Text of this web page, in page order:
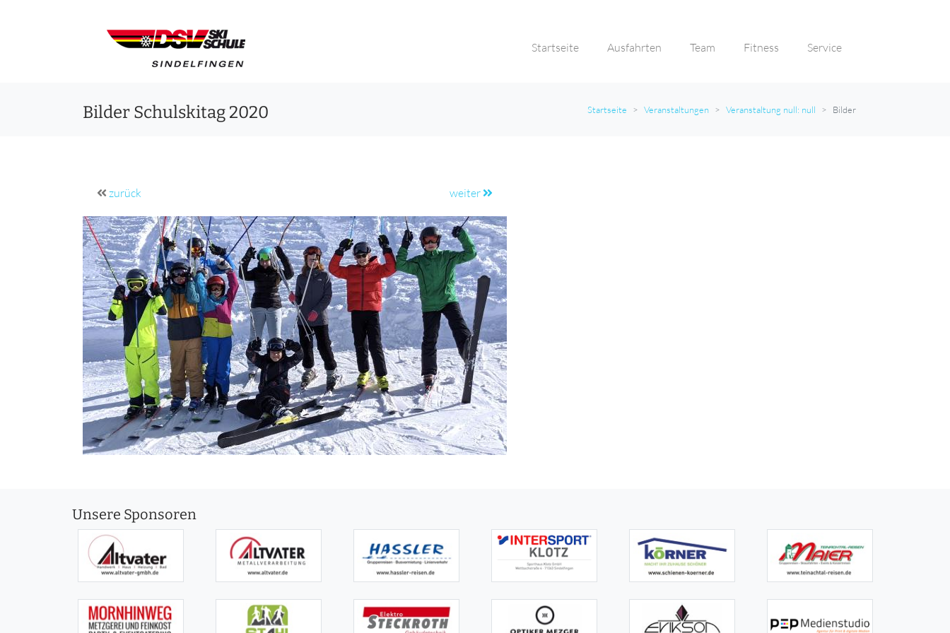
Startseite Ausfahrten Team Fitness Service
Bilder Schulskitag 2020 Startseite Veranstaltungen Veranstaltung null: null Bilder
zurück weiter
Unsere Sponsoren